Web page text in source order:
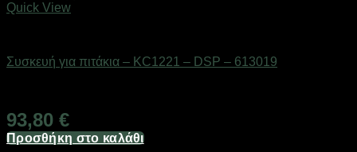
Quick View
Συσκευή για πιτάκια – KC1221 – DSP – 613019
93,80 €
Προσθήκη στο καλάθι